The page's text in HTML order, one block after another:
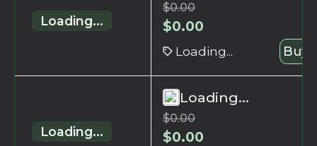
Loading...
$0.00
$0.00
Loading... Buy
Loading...
Loading...
$0.00
$0.00